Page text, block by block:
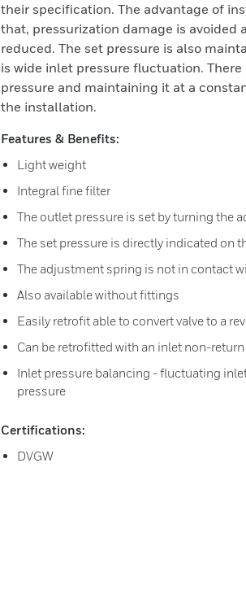
their specification. The advantage of
that, pressurization damage is avoided
reduced. The set pressure is also
is wide inlet pressure fluctuation.
pressure and maintaining it at a
the installation.
Features & Benefits:
Light weight
Integral fine filter
The outlet pressure is set by turning the
The set pressure is directly indicated on
The adjustment spring is not in contact
Also available without fittings
Easily retrofit able to convert valve to a
Can be retrofitted with an inlet non-return
Inlet pressure balancing - fluctuating
pressure
Certifications:
DVGW